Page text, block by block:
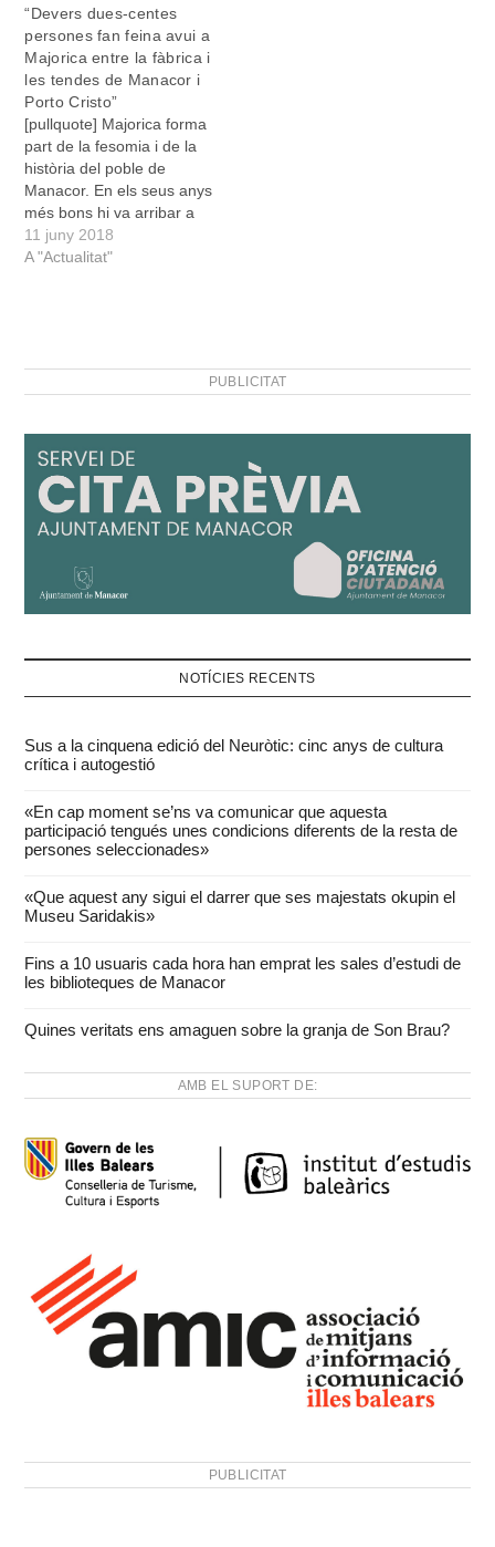
“Devers dues-centes
persones fan feina avui a
Majorica entre la fàbrica i
les tendes de Manacor i
Porto Cristo”
[pullquote] Majorica forma
part de la fesomia i de la
història del poble de
Manacor. En els seus anys
més bons hi va arribar a
haver prop de vuit-centes
persones que hi feien
analitzar…
11 juny 2018
A "Actualitat"
PUBLICITAT
NOTÍCIES RECENTS
Sus a la cinquena edició del Neuròtic: cinc anys de cultura
crítica i autogestió
«En cap moment se’ns va comunicar que aquesta
participació tengués unes condicions diferents de la resta de
persones seleccionades»
«Que aquest any sigui el darrer que ses majestats okupin el
Museu Saridakis»
Fins a 10 usuaris cada hora han emprat les sales d’estudi de
les biblioteques de Manacor
Quines veritats ens amaguen sobre la granja de Son Brau?
AMB EL SUPORT DE:
PUBLICITAT